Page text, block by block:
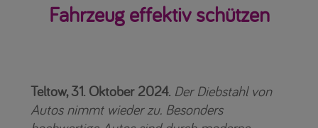
Fahrzeug effektiv schützen
Teltow, 31. Oktober 2024. Der Diebstahl von
Autos nimmt wieder zu. Besonders